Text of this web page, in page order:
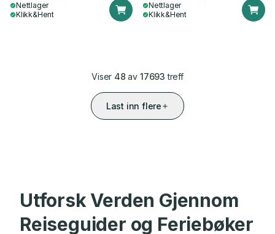
Nettlager
Klikk&Hent
Nettlager
Klikk&Hent
Viser 48 av 17693 treff
Last inn flere
Utforsk Verden Gjennom
Reiseguider og Feriebøker